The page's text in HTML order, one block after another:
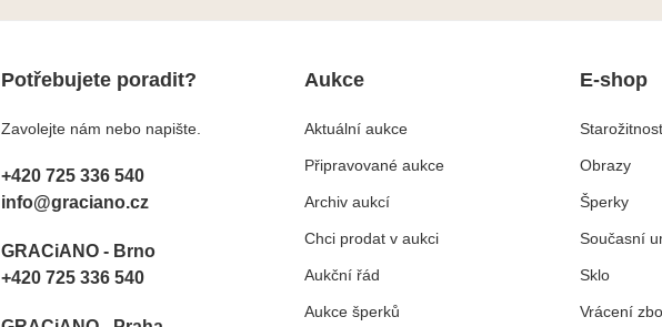
Potřebujete poradit?
Zavolejte nám nebo napište.
+420 725 336 540
info@graciano.cz
GRACiANO - Brno
+420 725 336 540
Aukce
Aktuální aukce
Připravované aukce
Archiv aukcí
Chci prodat v aukci
Aukční řád
Aukce šperků
E-shop
Obrazy
Šperky
Současní
Sklo
Vrácení